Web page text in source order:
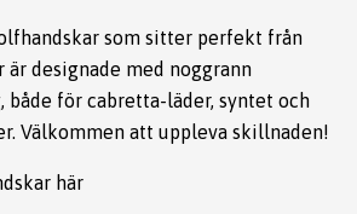
som sitter perfekt från
är designade med noggrann
både för cabretta-läder, syntet och
Välkommen att uppleva skillnaden!
här